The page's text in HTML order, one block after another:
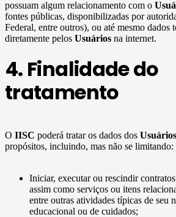
possuam algum relacionamento com o
fontes públicas, disponibilizadas por
Federal, entre outros), ou até mesmo dados
diretamente pelos Usuários na internet.
4. Finalidade do
tratamento
O IISC poderá tratar os dados dos Usuários
propósitos, incluindo, mas não se limitando:
Iniciar, executar ou rescindir
assim como serviços ou itens
entre outras atividades típicas de seu
educacional ou de cuidados;